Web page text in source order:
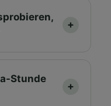
Stunde